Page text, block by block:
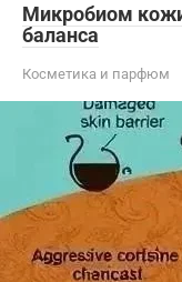
Микробиом
баланса
Косметика и парфюм